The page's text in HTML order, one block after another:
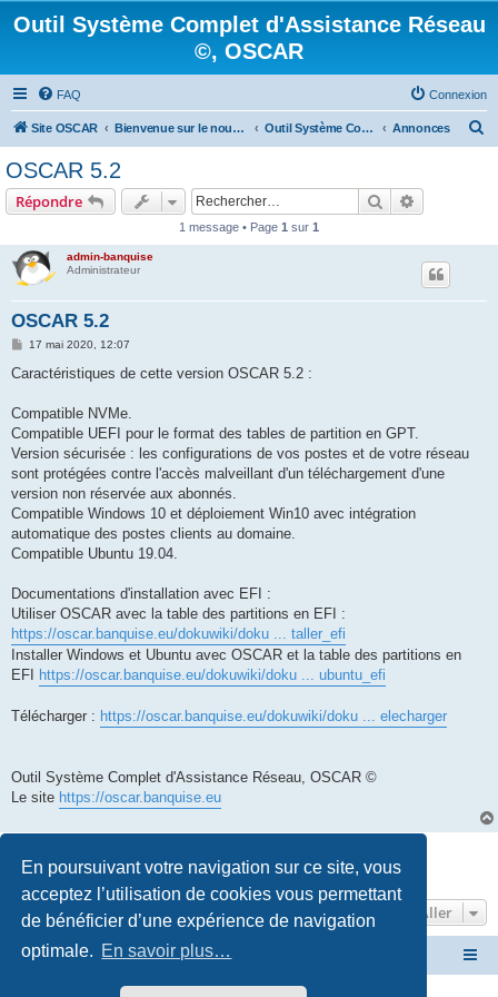
En poursuivant votre navigation sur ce site, vous
acceptez l’utilisation de cookies vous permettant
de bénéficier d’une expérience de navigation
optimale. En savoir plus…
Outil Système Complet d'Assistance Réseau
©, OSCAR
FAQ Connexion
Site OSCAR Bienvenue sur le nouveau forum OSCAR Outil Système Complet d'Assistance Réseau ©, OSCAR Annonces
OSCAR 5.2
Répondre Rechercher
1 message • Page 1 sur 1
admin-banquise
Administrateur
OSCAR 5.2
M
s
g
17 mai 2020, 12:07
Caractéristiques de cette version OSCAR 5.2 :
Compatible NVMe.
Compatible UEFI pour le format des tables de partition en GPT.
Version sécurisée : les configurations de vos postes et de votre réseau
sont protégées contre l'accès malveillant d'un téléchargement d'une
version non réservée aux abonnés.
Compatible Windows 10 et déploiement Win10 avec intégration
automatique des postes clients au domaine.
Compatible Ubuntu 19.04.
Documentations d'installation avec EFI :
Utiliser OSCAR avec la table des partitions en EFI :
https://oscar.banquise.eu/dokuwiki/doku ... taller_efi
Installer Windows et Ubuntu avec OSCAR et la table des partitions en
EFI
https://oscar.banquise.eu/dokuwiki/doku ... ubuntu_efi
Télécharger : https://oscar.banquise.eu/dokuwiki/doku ... elecharger
Outil Système Complet d'Assistance Réseau, OSCAR ©
Le site https://oscar.banquise.eu
1 message • Page1sur1
Aller
Site OSCAR Bienvenue sur le nouveau forum OSCAR